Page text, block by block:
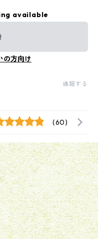
available
の方向け
通報する
(60)